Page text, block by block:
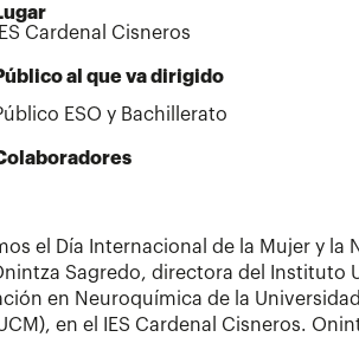
IES Cardenal Cisneros
al que va dirigido
ESO y Bachillerato
el Día Internacional de la Mujer y la
Sagredo, directora del Instituto
en Neuroquímica de la
en el IES Cardenal Cisneros.